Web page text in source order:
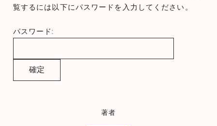
覧するには以下にパスワードを入力してください。
パスワード:
著者